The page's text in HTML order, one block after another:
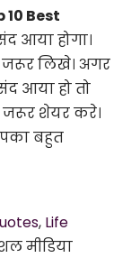
10 Best
आया होगा।
लिखे। अगर
आया हो तो
जरूर शेयर करे।
बहुत
, Life
मीडिया